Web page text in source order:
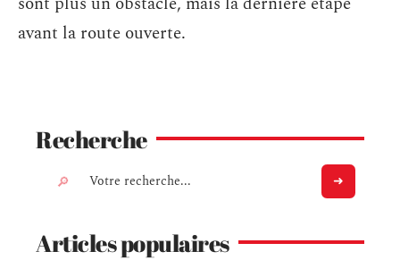
avant la route ouverte.
Recherche
Articles populaires